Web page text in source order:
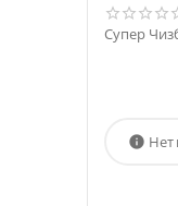
Супер
Нет
